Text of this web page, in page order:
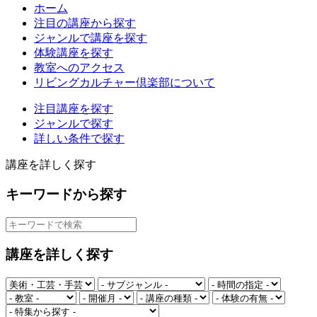
ホーム
注目の講座から探す
ジャンルで講座を探す
体験講座を探す
教室へのアクセス
リビングカルチャー倶楽部について
注目講座を探す
ジャンルで探す
詳しい条件で探す
講座を詳しく探す
キーワードから探す
講座を詳しく探す